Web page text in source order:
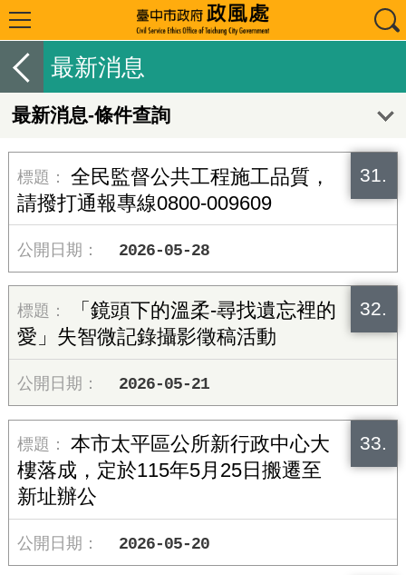
最新消息
最新消息-條件查詢
31.
全民監督公共工程施工品質，
請撥打通報專線0800-009609
2026-05-28
32.
「鏡頭下的溫柔-尋找遺忘裡的
愛」失智微記錄攝影徵稿活動
2026-05-21
33.
本市太平區公所新行政中心大
樓落成，定於115年5月25日搬遷至
新址辦公
2026-05-20